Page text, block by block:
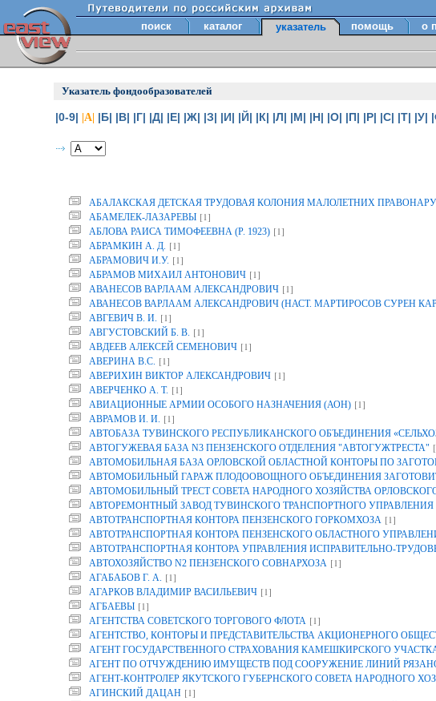
поиск каталог указатель помощь о
Указатель фондообразователей
|0-9| |А| |Б| |В| |Г| |Д| |Е| |Ж| |З| |И| |Й| |К| |Л| |М| |Н| |О| |П| |Р| |С| |Т| |У|
АБАЛАКСКАЯ ДЕТСКАЯ ТРУДОВАЯ КОЛОНИЯ МАЛОЛЕТНИХ
АБАМЕЛЕК-ЛАЗАРЕВЫ [1]
АБЛОВА РАИСА ТИМОФЕЕВНА (Р. 1923) [1]
АБРАМКИН А. Д. [1]
АБРАМОВИЧ И.У. [1]
АБРАМОВ МИХАИЛ АНТОНОВИЧ [1]
АВАНЕСОВ ВАРЛААМ АЛЕКСАНДРОВИЧ [1]
АВАНЕСОВ ВАРЛААМ АЛЕКСАНДРОВИЧ (НАСТ. МАРТИРОСОВ СУРЕН
АВГЕВИЧ В. И. [1]
АВГУСТОВСКИЙ Б. В. [1]
АВДЕЕВ АЛЕКСЕЙ СЕМЕНОВИЧ [1]
АВЕРИНА B.C. [1]
АВЕРИХИН ВИКТОР АЛЕКСАНДРОВИЧ [1]
АВЕРЧЕНКО А. Т. [1]
АВИАЦИОННЫЕ АРМИИ ОСОБОГО НАЗНАЧЕНИЯ (АОН) [1]
АВРАМОВ И. И. [1]
АВТОБАЗА ТУВИНСКОГО РЕСПУБЛИКАНСКОГО ОБЪЕДИНЕНИЯ
АВТОГУЖЕВАЯ БАЗА N3 ПЕНЗЕНСКОГО ОТДЕЛЕНИЯ "АВТОГУЖТРЕСТА"
АВТОМОБИЛЬНАЯ БАЗА ОРЛОВСКОЙ ОБЛАСТНОЙ КОНТОРЫ ПО
АВТОМОБИЛЬНЫЙ ГАРАЖ ПЛОДООВОЩНОГО ОБЪЕДИНЕНИЯ
АВТОМОБИЛЬНЫЙ ТРЕСТ СОВЕТА НАРОДНОГО ХОЗЯЙСТВА
АВТОРЕМОНТНЫЙ ЗАВОД ТУВИНСКОГО ТРАНСПОРТНОГО УПРАВЛЕНИЯ
АВТОТРАНСПОРТНАЯ КОНТОРА ПЕНЗЕНСКОГО ГОРКОМХОЗА [1]
АВТОТРАНСПОРТНАЯ КОНТОРА ПЕНЗЕНСКОГО ОБЛАСТНОГО
АВТОТРАНСПОРТНАЯ КОНТОРА УПРАВЛЕНИЯ ИСПРАВИТЕЛЬНО-
АВТОХОЗЯЙСТВО N2 ПЕНЗЕНСКОГО СОВНАРХОЗА [1]
АГАБАБОВ Г. А. [1]
АГАРКОВ ВЛАДИМИР ВАСИЛЬЕВИЧ [1]
АГБАЕВЫ [1]
АГЕНТСТВА СОВЕТСКОГО ТОРГОВОГО ФЛОТА [1]
АГЕНТСТВО, КОНТОРЫ И ПРЕДСТАВИТЕЛЬСТВА АКЦИОНЕРНОГО
АГЕНТ ГОСУДАРСТВЕННОГО СТРАХОВАНИЯ КАМЕШКИРСКОГО
АГЕНТ ПО ОТЧУЖДЕНИЮ ИМУЩЕСТВ ПОД СООРУЖЕНИЕ ЛИНИЙ
АГЕНТ-КОНТРОЛЕР ЯКУТСКОГО ГУБЕРНСКОГО СОВЕТА НАРОДНОГО
АГИНСКИЙ ДАЦАН [1]